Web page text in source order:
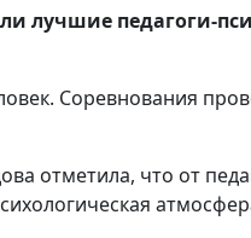
лучшие педагоги-
Соревнования
отметила, что от